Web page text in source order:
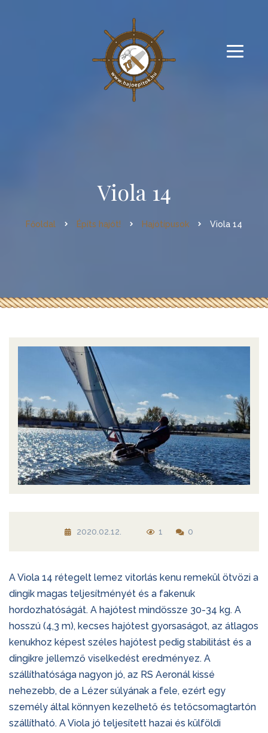
Viola 14
Főoldal Építs hajót! Hajótípusok Viola 14
2020.02.12. 1 0
A Viola 14 rétegelt lemez vitorlás kenu remekül ötvözi a
dingik magas teljesítményét és a fakenuk
hordozhatóságát. A hajótest mindössze 30-34 kg. A
hosszú (4,3 m), kecses hajótest gyorsaságot, az átlagos
kenukhoz képest széles hajótest pedig stabilitást és a
dingikre jellemző viselkedést eredményez. A
szállíthatósága nagyon jó, az RS Aeronál kissé
nehezebb, de a Lézer súlyának a fele, ezért egy
személy által könnyen kezelhető és tetőcsomagtartón
szállítható. A Viola jó teljesített hazai és külföldi